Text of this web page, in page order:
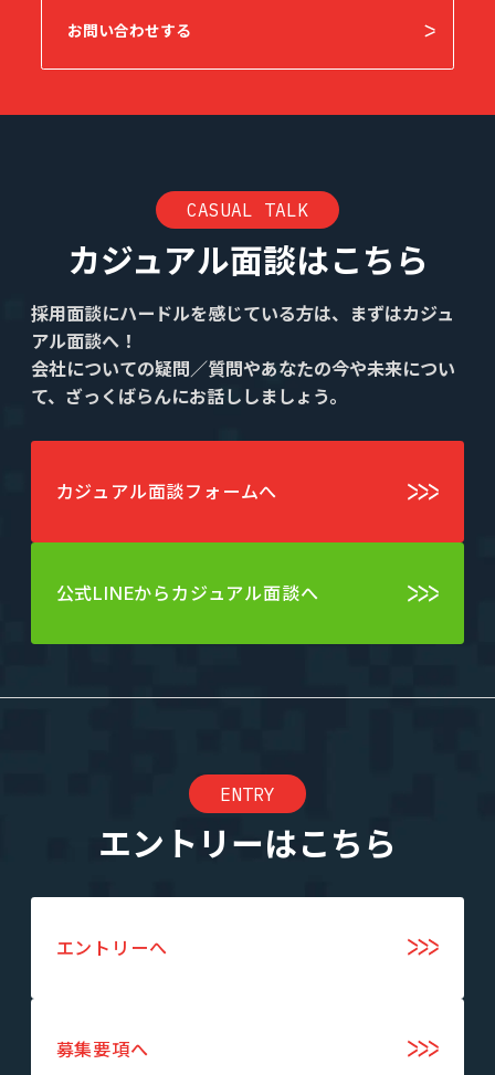
お問い合わせする
CASUAL TALK
カジュアル面談はこちら
採用面談にハードルを感じている方は、まずはカジュ
アル面談へ！
会社についての疑問／質問やあなたの今や未来につい
て、ざっくばらんにお話ししましょう。
カジュアル面談フォームへ
公式LINEからカジュアル面談へ
ENTRY
エントリーはこちら
エントリーへ
募集要項へ